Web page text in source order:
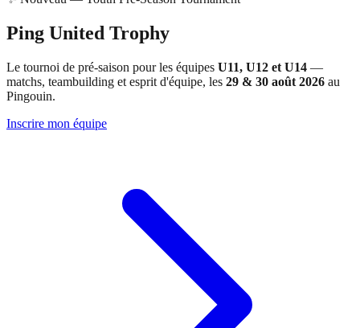
Ping United Trophy
Le tournoi de pré-saison pour les équipes U11, U12 et U14 —
matchs, teambuilding et esprit d'équipe, les 29 & 30 août 2026 au
Pingouin.
Inscrire mon équipe